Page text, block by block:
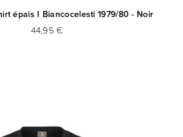
épais I Biancocelesti 1979/80 - Noir
44,95 €